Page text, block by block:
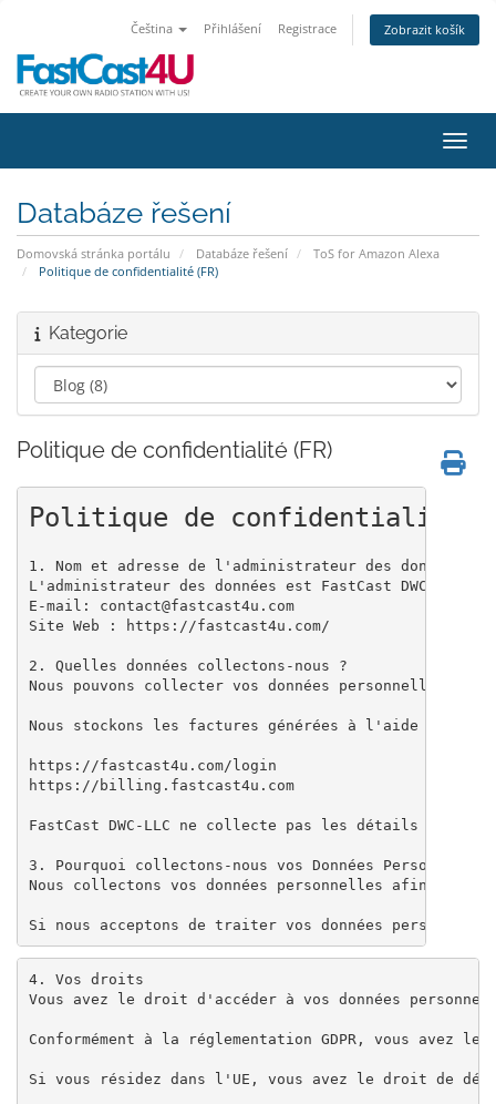
Čeština Přihlášení Registrace Zobrazit košík
Databáze řešení
Domovská stránka portálu Databáze řešení
ToS for Amazon Alexa
Politique de confidentialité (FR)
Kategorie
Politique de confidentialité (FR)
Politique de confidentialité
1. Nom et adresse de l'administrateur des données
L'administrateur des données est FastCast DWC-LLC
E-mail: contact@fastcast4u.com
Site Web : https://fastcast4u.com/
2. Quelles données collectons-nous ?
Nous pouvons collecter vos données personnelles
Nous stockons les factures générées à l'aide de
https://fastcast4u.com/login
https://billing.fastcast4u.com
FastCast DWC-LLC ne collecte pas les détails des
3. Pourquoi collectons-nous vos Données Personnelles
Nous collectons vos données personnelles afin de
Si nous acceptons de traiter vos données
4. Vos droits
Vous avez le droit d'accéder à vos données
Conformément à la réglementation GDPR, vous avez
Si vous résidez dans l'UE, vous avez le droit de